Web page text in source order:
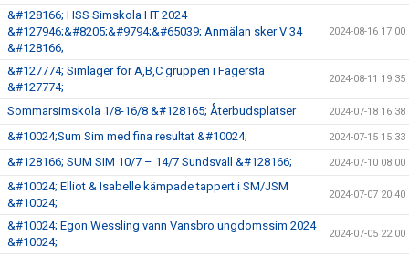
&#128166; HSS Simskola HT 2024
&#127946;&#8205;&#9794;&#65039; Anmälan sker V 34
&#128166;
2024-08-16 17:00
&#127774; Simläger för A,B,C gruppen i Fagersta
&#127774;
2024-08-11 19:35
Sommarsimskola 1/8-16/8 &#128165; Återbudsplatser 2024-07-18 16:38
&#10024;Sum Sim med fina resultat &#10024; 2024-07-15 15:33
&#128166; SUM SIM 10/7 – 14/7 Sundsvall &#128166; 2024-07-10 08:00
&#10024; Elliot & Isabelle kämpade tappert i SM/JSM
&#10024;
2024-07-07 20:40
&#10024; Egon Wessling vann Vansbro ungdomssim 2024
&#10024;
2024-07-05 22:00